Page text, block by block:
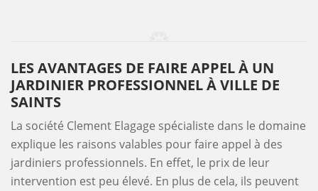
LES AVANTAGES DE FAIRE APPEL À UN
JARDINIER PROFESSIONNEL À VILLE DE
SAINTS
La société Clement Elagage spécialiste dans le domaine
explique les raisons valables pour faire appel à des
jardiniers professionnels. En effet, le prix de leur
intervention est peu élevé. En plus de cela, ils peuvent